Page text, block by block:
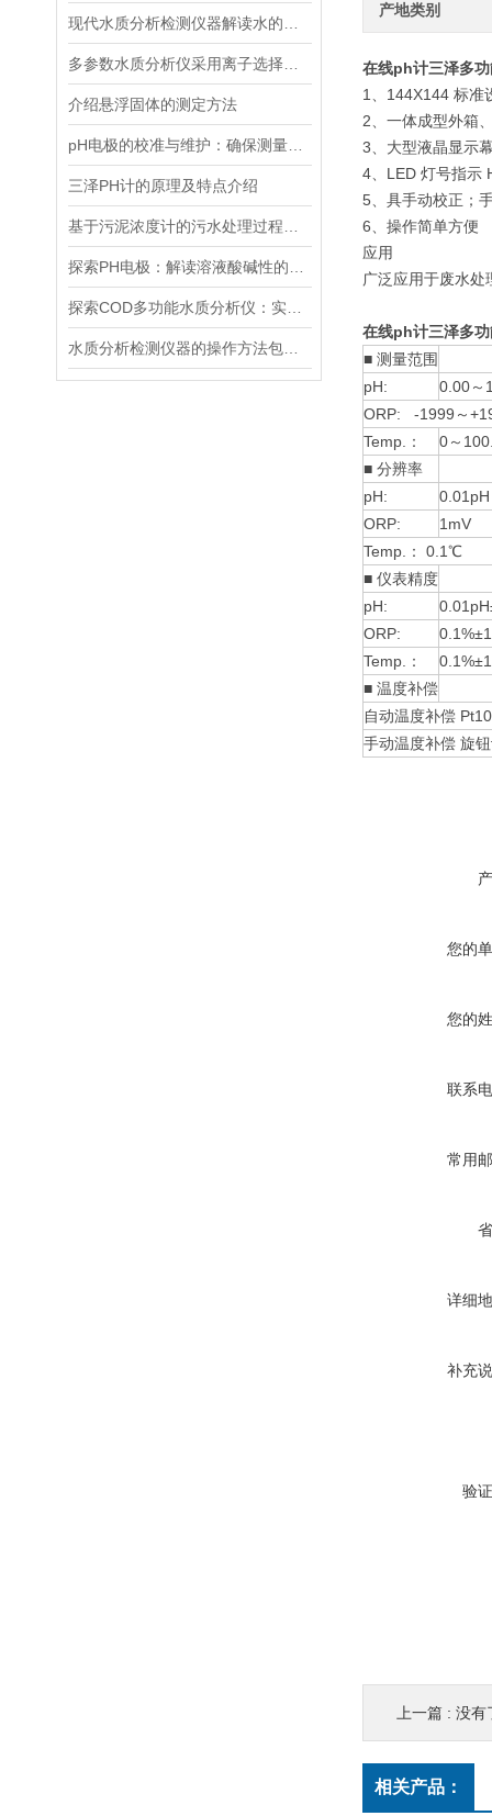
介绍悬浮固体的测定方法
三泽PH计的原理及特点介绍
产地类别
在线ph计三泽多
1、144X144 标准
2、一体成型外箱
3、大型液晶显示
4、LED 灯号指示
5、具手动校正；
6、操作简单方便
应用
广泛应用于废水
在线ph计三泽多
■ 测量范围
pH:
0.00～
ORP: -1999～
Temp.：
0～
■ 分辨率
pH:
0.01pH
ORP:
1mV
Temp.： 0.1℃
■ 仪表精度
pH:
ORP:
Temp.：
■ 温度补偿
自动温度补偿
手动温度补偿 旋
您的
您的
联系
常用
详细
补充
验
上一篇 : 没有
相关产品：